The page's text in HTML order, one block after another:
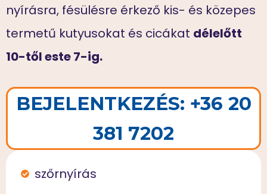
nyírásra, fésülésre érkező kis- és közepes
termetű kutyusokat és cicákat délelőtt
10-től este 7-ig.
BEJELENTKEZÉS: +36 20
381 7202
szőrnyírás